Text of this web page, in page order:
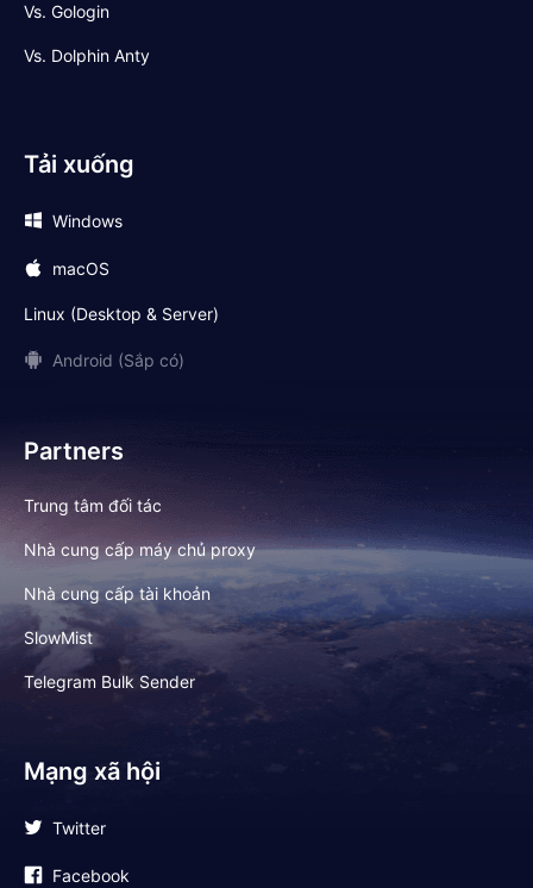
Vs. Gologin
Vs. Dolphin Anty
Tải xuống
Windows
macOS
Linux (Desktop & Server)
Android (Sắp có)
Partners
Trung tâm đối tác
Nhà cung cấp máy chủ proxy
Nhà cung cấp tài khoản
SlowMist
Telegram Bulk Sender
Mạng xã hội
Twitter
Facebook